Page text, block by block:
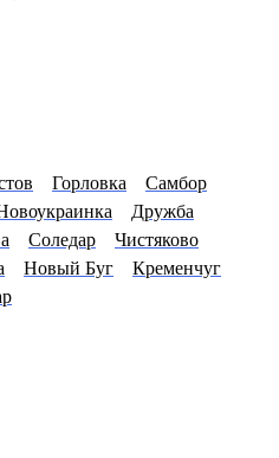
Горловка
Самбор
Дружба
Соледар
Чистяково
Новый Буг
Кременчуг